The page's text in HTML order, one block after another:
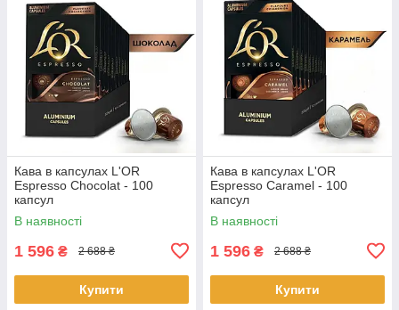
Кава в капсулах L'OR
Espresso Chocolat - 100
капсул
В наявності
1 596 ₴ 2 688 ₴
Купити
Кава в капсулах L'OR
Espresso Caramel - 100
капсул
В наявності
1 596 ₴ 2 688 ₴
Купити